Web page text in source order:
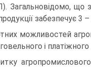
Загальновідомо,
забезпечує 3
можливостей
і платіжного